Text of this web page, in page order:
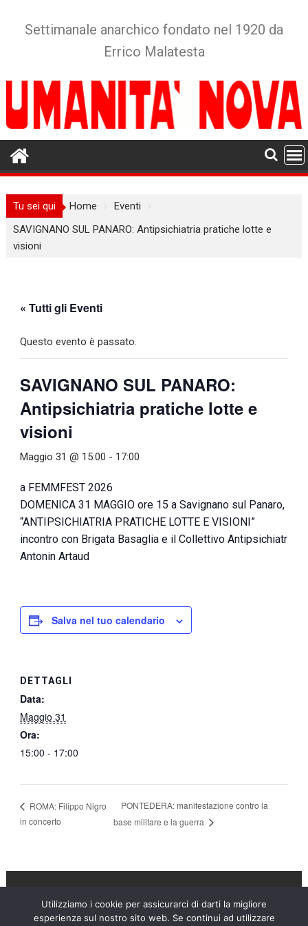
Settimanale anarchico fondato nel 1920 da
Errico Malatesta
Tu sei qui Home
Eventi
SAVIGNANO SUL PANARO: Antipsichiatria pratiche lotte e
visioni
« Tutti gli Eventi
Questo evento è passato.
SAVIGNANO SUL PANARO:
Antipsichiatria pratiche lotte e
visioni
Maggio 31 @ 15:00 - 17:00
a FEMMFEST 2026
DOMENICA 31 MAGGIO ore 15 a Savignano sul Panaro,
“ANTIPSICHIATRIA PRATICHE LOTTE E VISIONI”
incontro con Brigata Basaglia e il Collettivo Antipsichiatrico
Antonin Artaud
Salva nel tuo calendario
DETTAGLI
Data:
Maggio 31
Ora:
15:00 - 17:00
ROMA: Filippo Nigro
in concerto
PONTEDERA: manifestazione contro la
base militare e la guerra
Umanità Nova © 2026
Utilizziamo i cookie per assicurarci di darti la migliore
esperienza sul nostro sito web. Se continui ad utilizzare